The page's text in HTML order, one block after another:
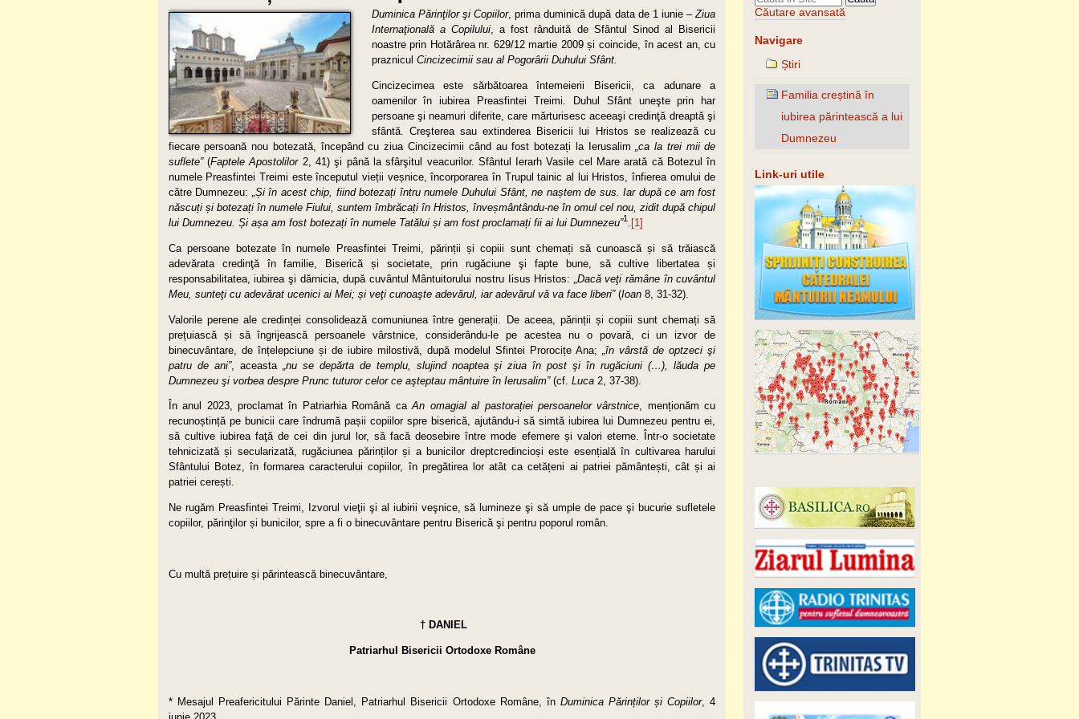
Duminica Părinţilor şi Copiilor, prima duminică după data de 1 iunie –Ziua
Internaţională a Copilului, a fost rânduită de Sfântul Sinod al Bisericii
noastre prin Hotărârea nr. 629/12 martie 2009 și coincide, în acest an, cu
praznicul Cincizecimii sau al Pogorârii Duhului Sfânt.
Cincizecimea este sărbătoarea întemeierii Bisericii, ca adunare a
oamenilor în iubirea Preasfintei Treimi. Duhul Sfânt uneşte prin har
persoane şi neamuri diferite, care mărturisesc aceeaşi credinţă dreaptă şi
sfântă. Creşterea sau extinderea Bisericii lui Hristos se realizează cu
fiecare persoană nou botezată, începând cu ziua Cincizecimii când au fost botezați la Ierusalim
„ca la trei mii de
suflete”(Faptele Apostolilor2, 41) şi până la sfârşitul veacurilor. Sfântul Ierarh Vasile cel Mare arată că Botezul în
numele Preasfintei Treimi este începutul vieții veșnice, încorporarea în Trupul tainic al lui Hristos, înfierea omului de
către Dumnezeu:
Și în acest chip, fiind botezați întru numele Duhului Sfânt, ne naștem de sus. Iar după ce am fost
născuți și botezați în numele Fiului, suntem îmbrăcați în Hristos,înveșmântându-neîn omul cel nou, zidit după chipul
lui Dumnezeu. Și așa am fost botezați în numele Tatălui și am fost proclamați fii ai lui Dumnezeu”1 . [1]
Ca persoane botezate în numele Preasfintei Treimi, părinții și copiii sunt chemați să cunoască și să trăiască
adevărata credinţă în familie, Biserică și societate, prin rugăciune şi fapte bune, să cultive libertatea și
responsabilitatea, iubirea şi dărnicia, după cuvântul Mântuitorului nostru Iisus Hristos:
„Dacă veţi rămâne în cuvântul
Meu, sunteţi cu adevărat ucenici ai Mei; și veţi cunoaşte adevărul, iar adevărul vă va face liberi”(Ioan8, 31-32).
Valorile perene ale credinței consolidează comuniunea între generații. De aceea, părinții și copiii sunt chemați să
prețuiască și să îngrijească persoanele vârstnice, considerându-le pe acestea nu o povară, ci un izvor de
binecuvântare, de înțelepciune și de iubire milostivă, după modelul Sfintei Prorocițe Ana;
„în vârstă de optzeci şi
patru de ani”, aceasta
„nu se depărta de templu, slujind noaptea şi ziua în post şi în rugăciuni (…), lăuda pe
Dumnezeu şi vorbea despre Prunc tuturor celor ce aşteptau mântuire în Ierusalim”(cf. Luca2, 37-38).
În anul 2023, proclamat în Patriarhia Română caAn omagial al pastorației persoanelor vârstnice, menționăm cu
recunoștință pe bunicii care îndrumă pașii copiilor spre biserică, ajutându-i să simtă iubirea lui Dumnezeu pentru ei,
să cultive iubirea faţă de cei din jurul lor, să facă deosebire între mode efemere și valori eterne. Într-o societate
tehnicizată și secularizată, rugăciunea părinților și a bunicilor dreptcredincioși este esențială în cultivarea harului
Sfântului Botez, în formarea caracterului copiilor, în pregătirea lor atât ca cetățeni ai patriei pământești, cât și ai
patriei cerești.
Ne rugăm Preasfintei Treimi, Izvorul vieţii şi al iubirii veşnice, să lumineze şi să umple de pace şi bucurie sufletele
copiilor, părinţilor și bunicilor, spre a fi o binecuvântare pentru Biserică şi pentru poporul român.
Cu multă prețuire și părintească binecuvântare,
† DANIEL
Patriarhul Bisericii Ortodoxe Române
* Mesajul Preafericitului Părinte Daniel, Patriarhul Bisericii Ortodoxe Române, în Duminica Părinților și Copiilor, 4
Căutare avansată
Navigare
Știri
Familia creștină în
iubirea părintească a lui
Dumnezeu
Link-uri utile